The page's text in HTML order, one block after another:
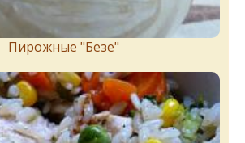
Пирожныe "Бeзe"